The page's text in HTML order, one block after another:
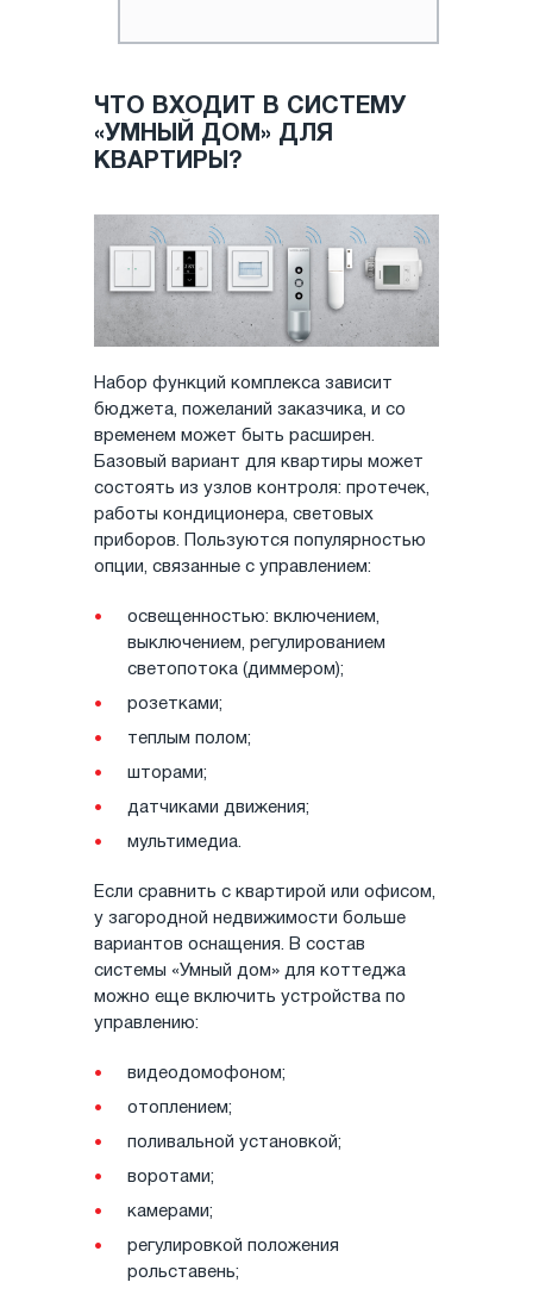
ЧТО ВХОДИТ В СИСТЕМУ
«УМНЫЙ ДОМ» ДЛЯ
КВАРТИРЫ?
Набор функций комплекса зависит
бюджета, пожеланий заказчика, и со
временем может быть расширен.
Базовый вариант для квартиры может
состоять из узлов контроля: протечек,
работы кондиционера, световых
приборов. Пользуются популярностью
опции, связанные с управлением:
освещенностью: включением,
выключением, регулированием
светопотока (диммером);
розетками;
теплым полом;
шторами;
датчиками движения;
мультимедиа.
Если сравнить с квартирой или офисом,
у загородной недвижимости больше
вариантов оснащения. В состав
системы «Умный дом» для коттеджа
можно еще включить устройства по
управлению:
видеодомофоном;
отоплением;
поливальной установкой;
воротами;
камерами;
регулировкой положения
рольставень;